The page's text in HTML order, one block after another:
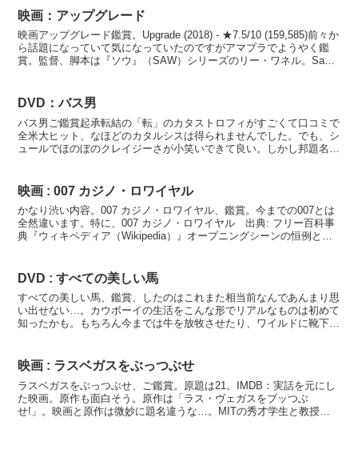
映画：アップグレード
映画アップグレード鑑賞。Upgrade (2018) - ★7.5/10 (159,585)前々か
ら話題になっていて気になっていたのですがアマプラでようやく鑑
賞。監督、脚本は『ソウ』（SAW）シリーズのリー・ワネル。Saw
DVD：バス男
バス男ご鑑賞起承転結の「転」のカタストロフィがすごくて口コミで
全米大ヒット、なほどのカタルシスは得られませんでした。でも、シ
ュールでほのぼのクレイジーさが小笑いできて良い。しかし邦題名は
映画 : 007 カジノ・ロワイヤル
かなり渋い内容。007 カジノ・ロワイヤル、鑑賞。今までの007とは
全然違います。特に、007 カジノ・ロワイヤル 出典: フリー百科事
典『ウィキペディア（Wikipedia）』オープニングシーンの恒例とな
DVD : すべての美しい馬
すべての美しい馬、鑑賞、したのはこれまた相当前なんであんまり思
い出せない…。カウボーイの生活をこんな形でリアルなものは初めて
知ったかも。もちろん今までは牛を放牧させたり、ワイルドに靴下で
映画 : ラスベガスをぶっつぶせ
ラスベガスをぶっつぶせ、ご鑑賞。原題は21。IMDB：実話を元にし
た映画。原作も面白そう。原作は「ラス・ヴェガスをブッつぶ
せ!」。映画と原作は微妙に題名違うな…。MITの秀才学生と教授が